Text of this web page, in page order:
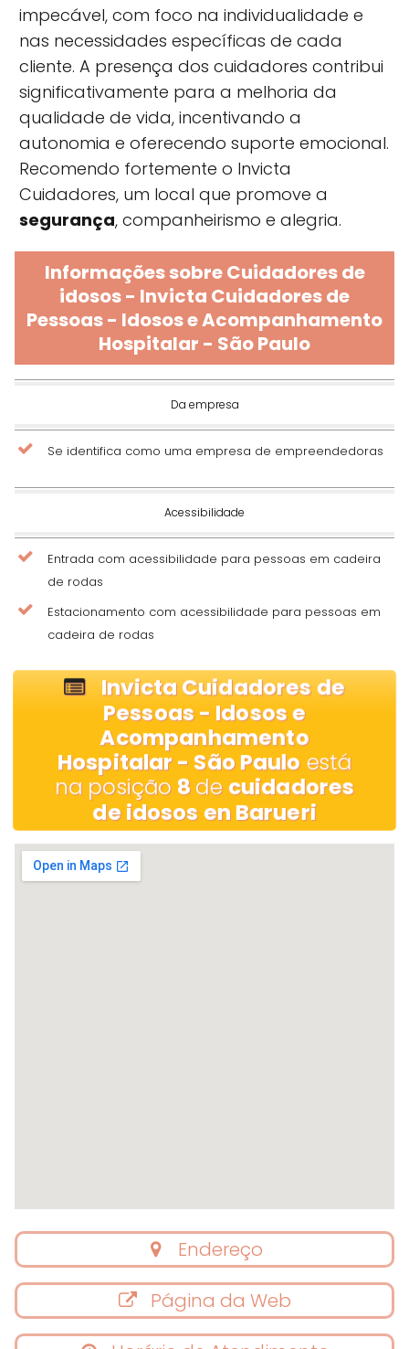
impecável, com foco na individualidade e
nas necessidades específicas de cada
cliente. A presença dos cuidadores contribui
significativamente para a melhoria da
qualidade de vida, incentivando a
autonomia e oferecendo suporte emocional.
Recomendo fortemente o Invicta
Cuidadores, um local que promove a
segurança, companheirismo e alegria.
Informações sobre Cuidadores de
idosos - Invicta Cuidadores de
Pessoas - Idosos e Acompanhamento
Hospitalar - São Paulo
Da empresa
Se identifica como uma empresa de empreendedoras
Acessibilidade
Entrada com acessibilidade para pessoas em cadeira
de rodas
Estacionamento com acessibilidade para pessoas em
cadeira de rodas
Invicta Cuidadores de
Pessoas - Idosos e
Acompanhamento
Hospitalar - São Paulo está
na posição 8de cuidadores
de idosos en Barueri
Endereço
Página da Web